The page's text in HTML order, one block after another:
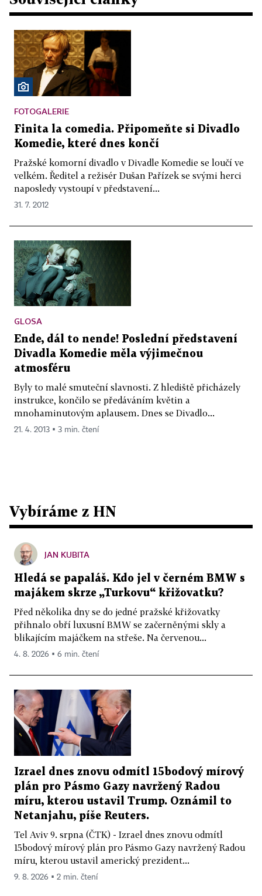
FOTOGALERIE
Finita la comedia. Připomeňte si Divadlo
Komedie, které dnes končí
Pražské komorní divadlo v Divadle Komedie se loučí ve
velkém. Ředitel a režisér Dušan Pařízek se svými herci
naposledy vystoupí v představení...
31. 7. 2012
GLOSA
Ende, dál to nende! Poslední představení
Divadla Komedie měla výjimečnou
atmosféru
Byly to malé smuteční slavnosti. Z hlediště přicházely
instrukce, končilo se předáváním květin a
mnohaminutovým aplausem. Dnes se Divadlo...
21. 4. 2013 ▪ 3 min. čtení
Vybíráme z HN
JAN KUBITA
Hledá se papaláš. Kdo jel v černém BMW s
majákem skrze „Turkovu“ křižovatku?
Před několika dny se do jedné pražské křižovatky
přihnalo obří luxusní BMW se začerněnými skly a
blikajícím majáčkem na střeše. Na červenou...
4. 8. 2026 ▪ 6 min. čtení
Izrael dnes znovu odmítl 15bodový mírový
plán pro Pásmo Gazy navržený Radou
míru, kterou ustavil Trump. Oznámil to
Netanjahu, píše Reuters.
Tel Aviv 9. srpna (ČTK) - Izrael dnes znovu odmítl
15bodový mírový plán pro Pásmo Gazy navržený Radou
míru, kterou ustavil americký prezident...
9. 8. 2026 ▪ 2 min. čtení